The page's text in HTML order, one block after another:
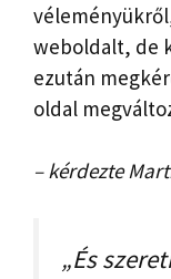
weboldalt, de
ezután
oldal
– kérdezte
„És